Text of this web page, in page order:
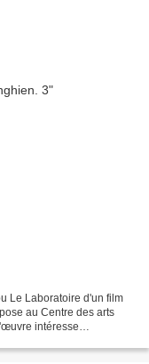
Le Laboratoire d'un film
au Centre des arts
intéresse